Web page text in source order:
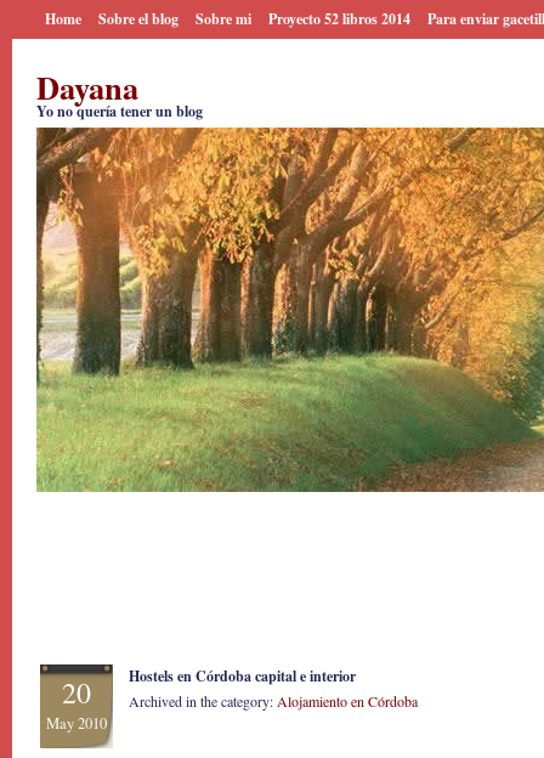
Home Sobre el blog Sobre mi Proyecto 52 libros 2014 Para enviar
Dayana
Yo no quería tener un blog
20
May 2010
Hostels en Córdoba capital e interior
Archived in the category: Alojamiento en Córdoba